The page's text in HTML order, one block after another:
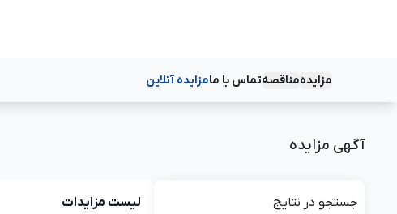
مزایدهمناقصهتماس با مامزایده آنلاین
آگهی مزایده
جستجو در نتایج لیست مزایدات